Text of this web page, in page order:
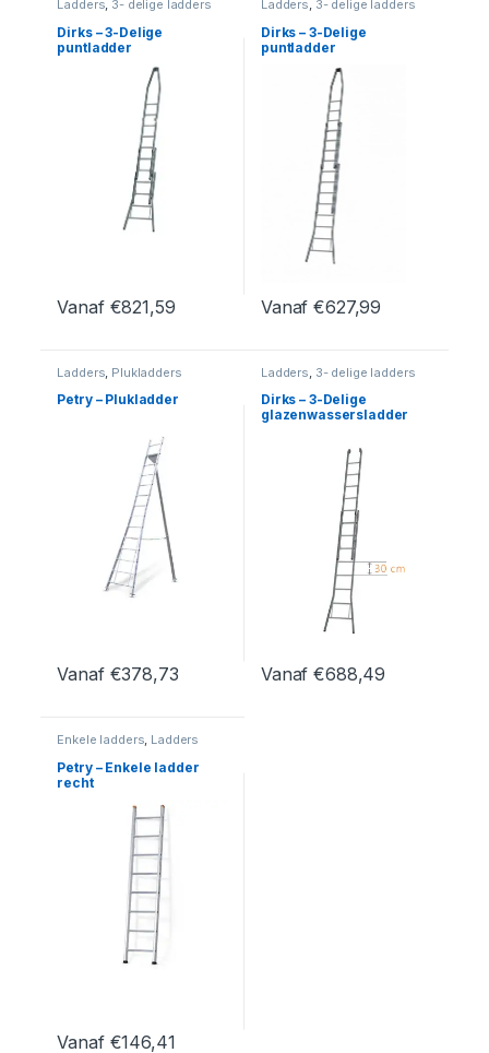
Ladders, 3- delige ladders
Dirks – 3-Delige
puntladder
Vanaf €821,59
Ladders, 3- delige ladders
Dirks – 3-Delige
puntladder
Vanaf €627,99
Ladders Plukladders
Petry – Plukladder
Vanaf €378,73
Ladders 3- delige ladders
Dirks – 3-Delige
glazenwassersladder
Vanaf €688,49
Enkele ladders, Ladders
Petry – Enkele ladder
recht
Vanaf €146,41